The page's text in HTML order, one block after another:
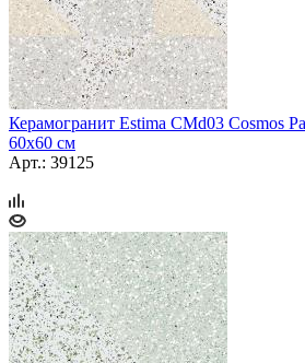
Керамогранит Estima CMd03 Cosmos
60x60 см
Арт.: 39125